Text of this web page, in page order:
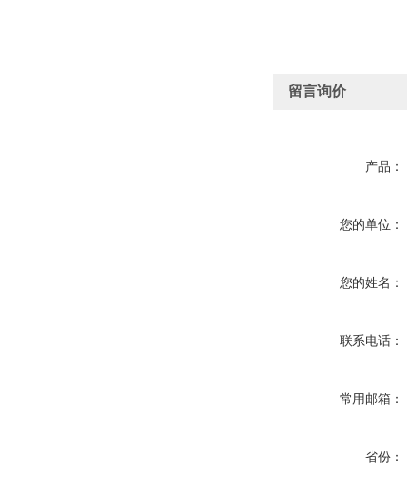
留言询价
产品：
您的单位：
您的姓名：
联系电话：
常用邮箱：
省份：